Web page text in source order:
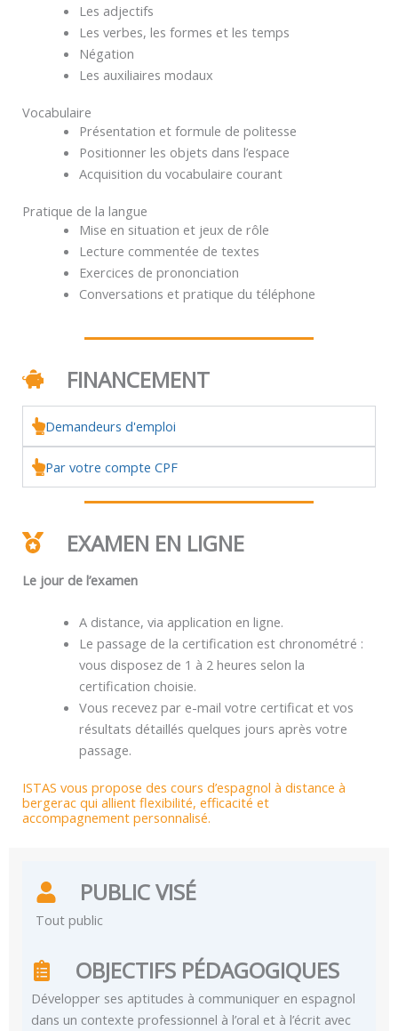
Les adjectifs
Les verbes, les formes et les temps
Négation
Les auxiliaires modaux
Vocabulaire
Présentation et formule de politesse
Positionner les objets dans l’espace
Acquisition du vocabulaire courant
Pratique de la langue
Mise en situation et jeux de rôle
Lecture commentée de textes
Exercices de prononciation
Conversations et pratique du téléphone
FINANCEMENT
Demandeurs d'emploi
Par votre compte CPF
EXAMEN EN LIGNE
Le jour de l’examen
A distance, via application en ligne.
Le passage de la certification est chronométré :
vous disposez de 1 à 2 heures selon la
certification choisie.
Vous recevez par e-mail votre certificat et vos
résultats détaillés quelques jours après votre
passage.
ISTAS vous propose des cours d’espagnol à distance à
bergerac qui allient flexibilité, efficacité et
accompagnement personnalisé.
PUBLIC VISÉ
Tout public
OBJECTIFS PÉDAGOGIQUES
Développer ses aptitudes à communiquer en espagnol
dans un contexte professionnel à l’oral et à l’écrit avec